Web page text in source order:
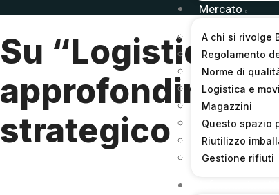
Mercato
A chi si rivolge
Regolamento
Norme di
Logistica e
Magazzini
Questo spazio
Riutilizzo
Gestione rifiuti
Su
strategico